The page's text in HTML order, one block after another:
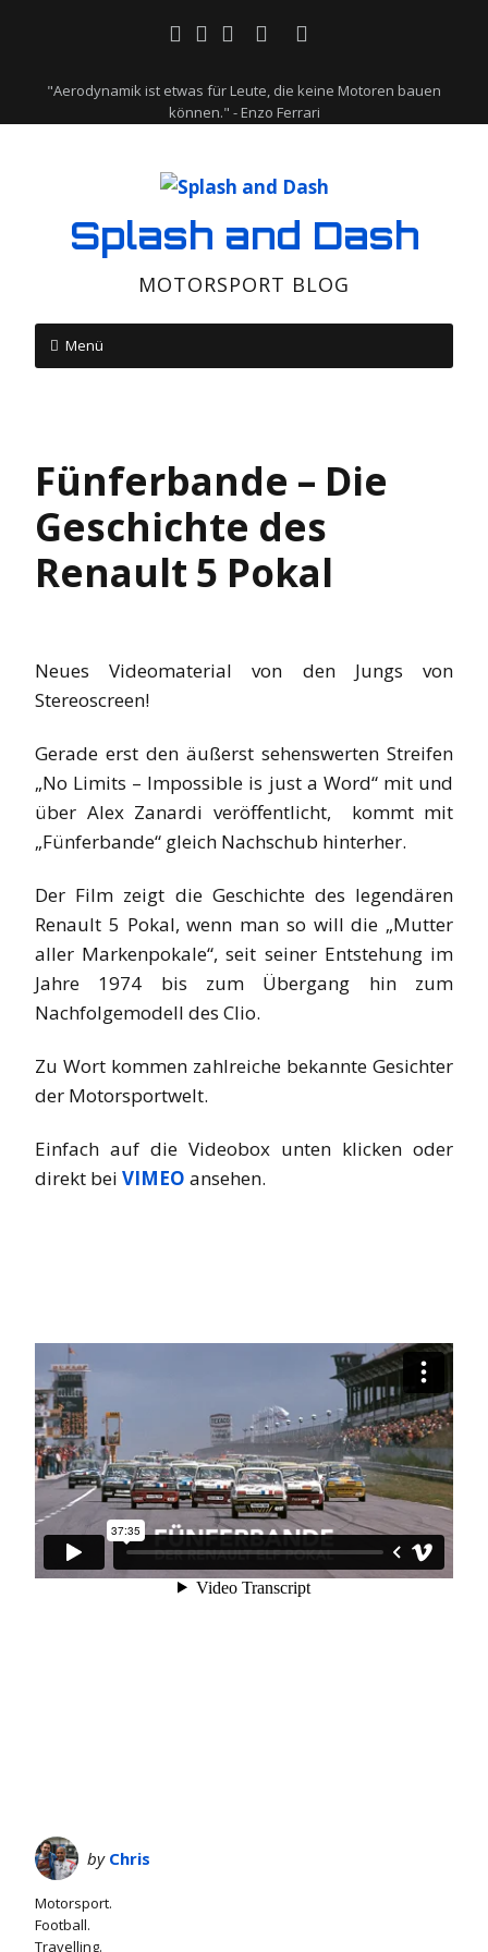
"Aerodynamik ist etwas für Leute, die keine Motoren bauen
können." - Enzo Ferrari
Splash and Dash
MOTORSPORT BLOG
Menü
Fünferbande – Die
Geschichte des
Renault 5 Pokal
Neues Videomaterial von den Jungs von
Stereoscreen!
Gerade erst den äußerst sehenswerten Streifen
„No Limits – Impossible is just a Word“ mit und
über Alex Zanardi veröffentlicht, kommt mit
„Fünferbande“ gleich Nachschub hinterher.
Der Film zeigt die Geschichte des legendären
Renault 5 Pokal, wenn man so will die „Mutter
aller Markenpokale“, seit seiner Entstehung im
Jahre 1974 bis zum Übergang hin zum
Nachfolgemodell des Clio.
Zu Wort kommen zahlreiche bekannte Gesichter
der Motorsportwelt.
Einfach auf die Videobox unten klicken oder
direkt bei VIMEO ansehen.
by Chris
Motorsport.
Football.
Travelling.